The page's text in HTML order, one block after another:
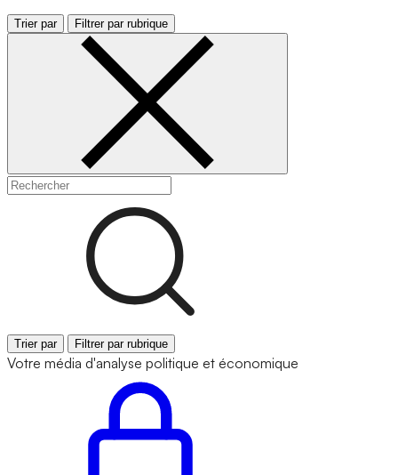
Trier par Filtrer par rubrique
Trier par Filtrer par rubrique
Votre média d'analyse politique et économique